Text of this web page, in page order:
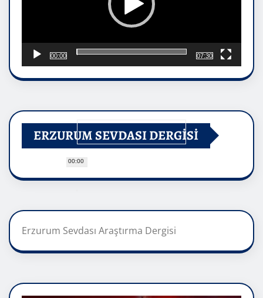
00:00
00:00
07:30
ERZURUM SEVDASI DERGİSİ
Erzurum Sevdası Araştırma Dergisi